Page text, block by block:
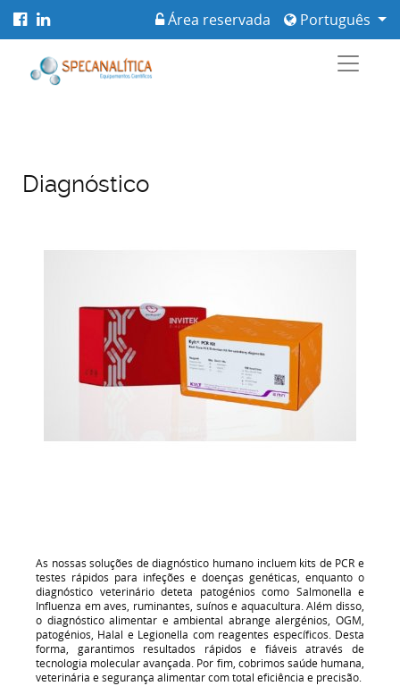
Português
Área reservada
Diagnóstico
As nossas soluções de diagnóstico humano incluem kits de PCR e
testes rápidos para infeções e doenças genéticas, enquanto o
diagnóstico veterinário deteta patogénios como Salmonella e
Influenza em aves, ruminantes, suínos e aquacultura. Além disso,
o diagnóstico alimentar e ambiental abrange alergénios, OGM,
patogénios, Halal e Legionella com reagentes específicos. Desta
forma, garantimos resultados rápidos e fiáveis através de
tecnologia molecular avançada. Por fim, cobrimos saúde humana,
veterinária e segurança alimentar com total eficiência e precisão.